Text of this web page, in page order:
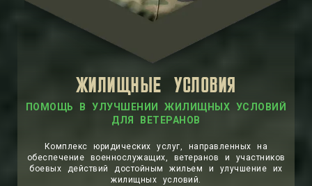
ЖИЛИЩНЫЕ УСЛОВИЯ
ПОМОЩЬ В УЛУЧШЕНИИ ЖИЛИЩНЫХ УСЛОВИЙ
ДЛЯ ВЕТЕРАНОВ
Комплекс юридических услуг, направленных на
обеспечение военнослужащих, ветеранов и участников
боевых действий достойным жильем и улучшение их
жилищных условий.